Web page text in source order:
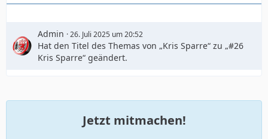
Admin 26. Juli 2025 um 20:52
Hat den Titel des Themas von „Kris Sparre“ zu „#26
Kris Sparre“ geändert.
Jetzt mitmachen!